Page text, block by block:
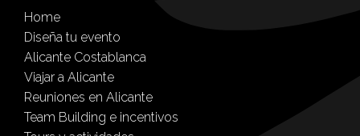
Home
Diseña tu evento
Alicante Costablanca
Viajar a Alicante
Reuniones en Alicante
Team Building e incentivos